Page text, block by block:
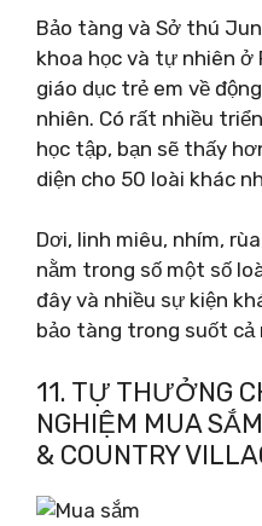
Bảo tàng và Sở thú
khoa học và tự nhiên
giáo dục trẻ em về
nhiên. Có rất nhiều
học tập, bạn sẽ thấy
diện cho 50 loài khác
Dơi, linh miêu, nhím,
nằm trong số một số
đây và nhiều sự kiện
bảo tàng trong suốt cả
11. TỰ THƯỞNG
NGHIỆM MUA
& COUNTRY